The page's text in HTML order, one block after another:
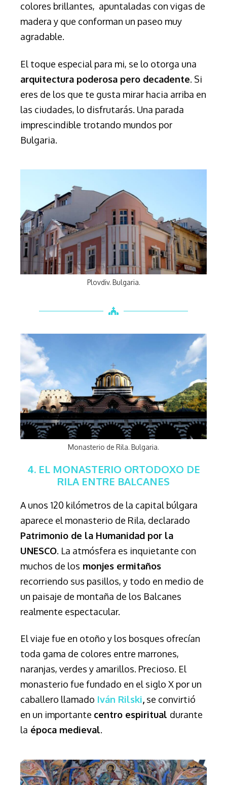
colores brillantes, apuntaladas con vigas de
madera y que conforman un paseo muy
agradable.
El toque especial para mi, se lo otorga una
arquitectura poderosa pero decadente. Si
eres de los que te gusta mirar hacia arriba en
las ciudades, lo disfrutarás. Una parada
imprescindible trotando mundos por
Bulgaria.
Plovdiv. Bulgaria.
Monasterio de Rila. Bulgaria.
4. EL MONASTERIO ORTODOXO DE
RILA ENTRE BALCANES
A unos 120 kilómetros de la capital búlgara
aparece el monasterio de Rila, declarado
Patrimonio de la Humanidad por la
UNESCO. La atmósfera es inquietante con
muchos de los monjes ermitaños
recorriendo sus pasillos, y todo en medio de
un paisaje de montaña de los Balcanes
realmente espectacular.
El viaje fue en otoño y los bosques ofrecían
toda gama de colores entre marrones,
naranjas, verdes y amarillos. Precioso. El
monasterio fue fundado en el siglo X por un
caballero llamado Iván Rilski, se convirtió
en un importante centro espiritual durante
la época medieval.